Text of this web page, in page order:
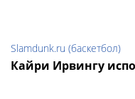
Slamdunk.ru (баскетбол)
Кайри Ирвингу